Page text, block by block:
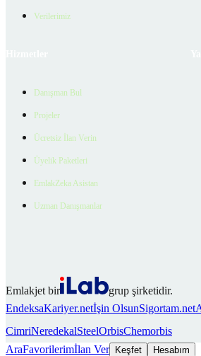
Verilerimiz
Danışman Bul
Projeler
Ücretsiz İlan Verin
Üyelik Paketleri
EmlakZeka Asistan
Uzman Danışmanlar
Emlakjet bir
grup şirketidir.
EndeksaKariyer.netİşin OlsunSigortam.net
CimriNeredekalSteelOrbisChemorbis
AraFavorilerimİlan Ver Keşfet Hesabım